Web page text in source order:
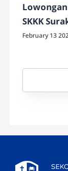
SKKK
February 13